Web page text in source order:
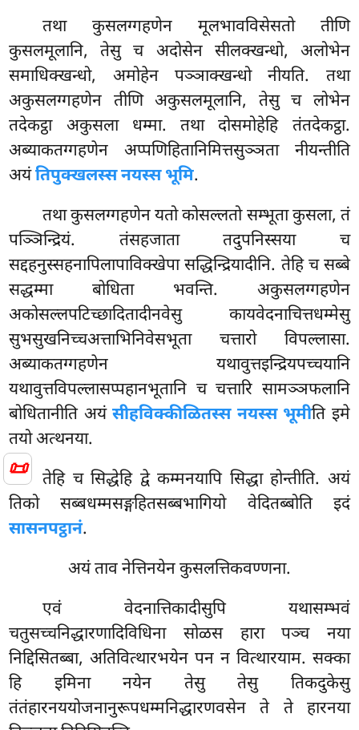
📜
तथा कुसलग्गहणेन मूलभावविसेसतो तीणि
कुसलमूलानि, तेसु च अदोसेन सीलक्खन्धो, अलोभेन
समाधिक्खन्धो, अमोहेन पञ्ञाक्खन्धो नीयति. तथा
अकुसलग्गहणेन तीणि अकुसलमूलानि, तेसु च लोभेन
तदेकट्ठा अकुसला धम्मा. तथा दोसमोहेहि तंतदेकट्ठा.
अब्याकतग्गहणेन अप्पणिहितानिमित्तसुञ्ञता नीयन्तीति
अयंतिपुक्खलस्स नयस्स भूमि.
तथा कुसलग्गहणेन यतो कोसल्लतो सम्भूता कुसला, तं
पञ्ञिन्द्रियं. तंसहजाता तदुपनिस्सया च
सद्दहनुस्सहनापिलापाविक्खेपा सद्धिन्द्रियादीनि. तेहि च सब्बे
सद्धम्मा बोधिता भवन्ति. अकुसलग्गहणेन
अकोसल्लपटिच्छादितादीनवेसु कायवेदनाचित्तधम्मेसु
सुभसुखनिच्चअत्ताभिनिवेसभूता चत्तारो विपल्लासा.
अब्याकतग्गहणेन यथावुत्तइन्द्रियपच्चयानि
यथावुत्तविपल्लासप्पहानभूतानि च चत्तारि सामञ्ञफलानि
बोधितानीति अयंसीहविक्कीळितस्स नयस्स भूमीति इमे
तयो अत्थनया.
तेहि च सिद्धेहि द्वे कम्मनयापि सिद्धा होन्तीति. अयं
तिको सब्बधम्मसङ्गहितसब्बभागियो वेदितब्बोति इदं
सासनपट्ठानं.
अयं ताव नेत्तिनयेन कुसलत्तिकवण्णना.
एवं वेदनात्तिकादीसुपि यथासम्भवं
चतुसच्चनिद्धारणादिविधिना सोळस हारा पञ्च नया
निद्दिसितब्बा, अतिवित्थारभयेन पन न वित्थारयाम. सक्का
हि इमिना नयेन तेसु तेसु तिकदुकेसु
तंतंहारनययोजनानुरूपधम्मनिद्धारणवसेन ते ते हारनया